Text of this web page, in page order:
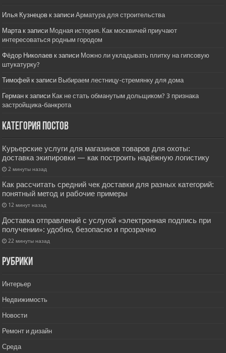
Илья Кузнецов к записиАрматура для строительства
Мартак записи Модная история. Как москвичей приучают
интересоваться родным городом
Фёдор Николаев к записи Можно ли укладывать плитку на гипсовую
штукатурку?
Тимофей к записи Выбираем лестницу-стремянку для дома
Герман к записи Как не стать обманутым дольщиком? 3 признака
застройщика-банкрота
Категория постов
Курьерские услуги для магазинов товаров для охоты:
доставка экипировки — как построить надёжную логистику
2 минуты назад
Как рассчитать средний чек доставки для разных категорий:
понятный метод и рабочие примеры
12 минут назад
Доставка отправлений с услугой «электронная подпись при
получении»: удобно, безопасно и прозрачно
22 минуты назад
РУбрики
Интерьер
Недвижимость
Новости
Ремонт и дизайн
Среда